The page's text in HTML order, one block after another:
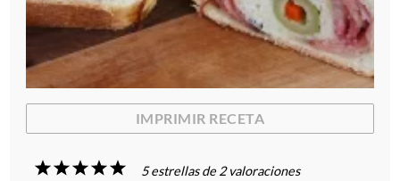
IMPRIMIR RECETA
5
4
3
2
1
5estrellas de 2valoraciones